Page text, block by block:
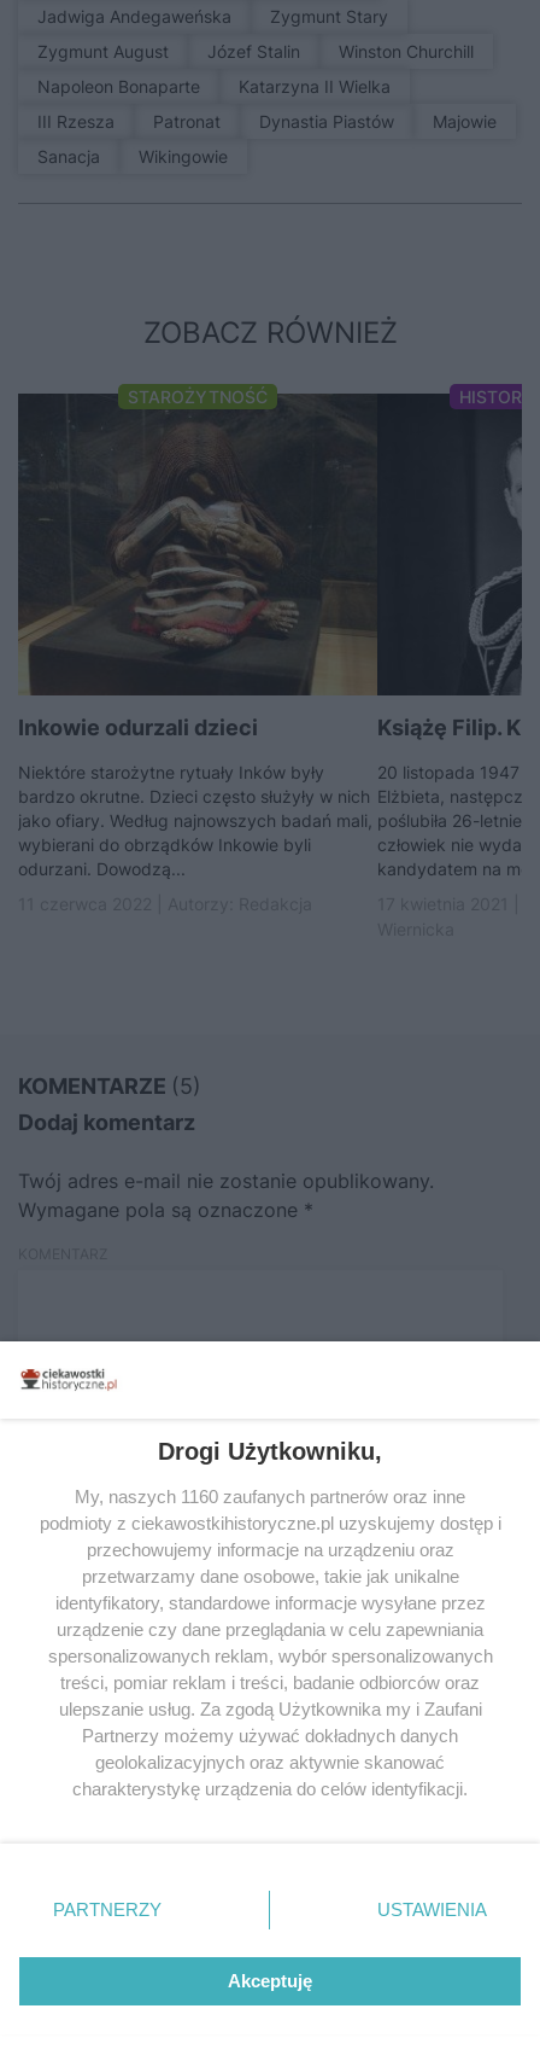
Jadwiga Andegaweńska
Zygmunt Stary
Zygmunt August
Józef Stalin
Winston Churchill
Napoleon Bonaparte
Katarzyna II Wielka
III Rzesza
patronat Dynastia Piastów
Majowie
sanacja
Wikingowie
ZOBACZ RÓWNIEŻ
STAROŻYTNOŚĆ
Inkowie odurzali dzieci
Niektóre starożytne rytuały Inków były
bardzo okrutne. Dzieci często służyły w nich
jako ofiary. Według najnowszych badań mali,
wybierani do obrządków Inkowie byli
odurzani. Dowodzą...
Książę Filip.
20 listopada 1947
Elżbieta,
poślubiła 26-
człowiek nie
kandydatem na
KOMENTARZE (5)
Dodaj komentarz
Twój adres e-mail nie zostanie opublikowany.
Wymagane pola są oznaczone *
NAZWA
E-MAIL*
WITAM ZABRAKŁO PEPIEGO II EGIPSKIEGO FARONA,
KTÓRY PANOWAŁ WG NIEKTÓRYCH PRZEKAZÓW
Drogi Użytkowniku,
My, naszych 1160 zaufanych partnerów oraz inne
podmioty z ciekawostkihistoryczne.pl uzyskujemy dostęp i
przechowujemy informacje na urządzeniu oraz
przetwarzamy dane osobowe, takie jak unikalne
identyfikatory, standardowe informacje wysyłane przez
urządzenie czy dane przeglądania w celu zapewniania
spersonalizowanych reklam, wybór spersonalizowanych
treści, pomiar reklam i treści, badanie odbiorców oraz
ulepszanie usług. Za zgodą Użytkownika my i Zaufani
Partnerzy możemy używać dokładnych danych
geolokalizacyjnych oraz aktywnie skanować
charakterystykę urządzenia do celów identyfikacji.
zmienić/wycofać klikając przycisk ustawień prywatności
znajdujący się w lewym dolnym rogu strony
. Niektóre
użytkownika, ale masz prawo sprzeciwić się takiemu
przetwarzaniu. Preferencje będą miały zastosowania tylko
PARTNERZY USTAWIENIA
Akceptuję